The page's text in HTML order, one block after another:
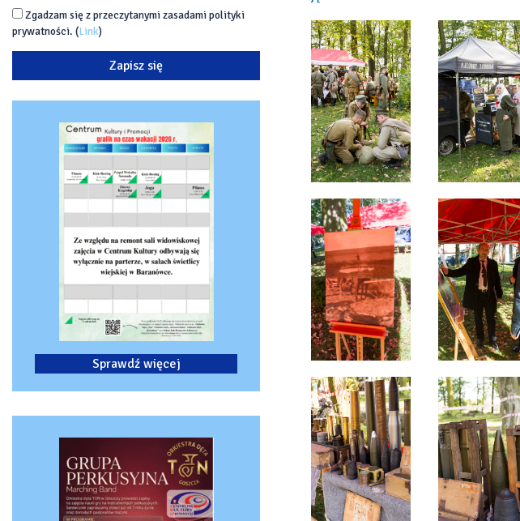
Zgadzam się z przeczytanymi zasadami polityki
prywatności. (Link)
Sprawdź więcej